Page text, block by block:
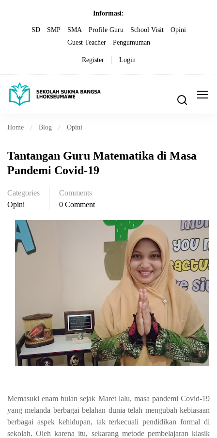
Informasi:
SD SMP SMA Profile Guru School Visit
Opini
Guest Teacher
Pengumuman
Register Login
Home Blog Opini
Tantangan Guru Matematika di Masa
Pandemi Covid-19
Categories
Opini
Comments
0 Comment
Memasuki enam bulan sejak Maret lalu, masa pandemi Covid-19
yang melanda berbagai belahan dunia telah mengubah kebiasaan
berbagai aspek kehidupan, tak terkecuali pendidikan formal di
sekolah. Oleh karena itu, sekarang metode pembelajaran klasik